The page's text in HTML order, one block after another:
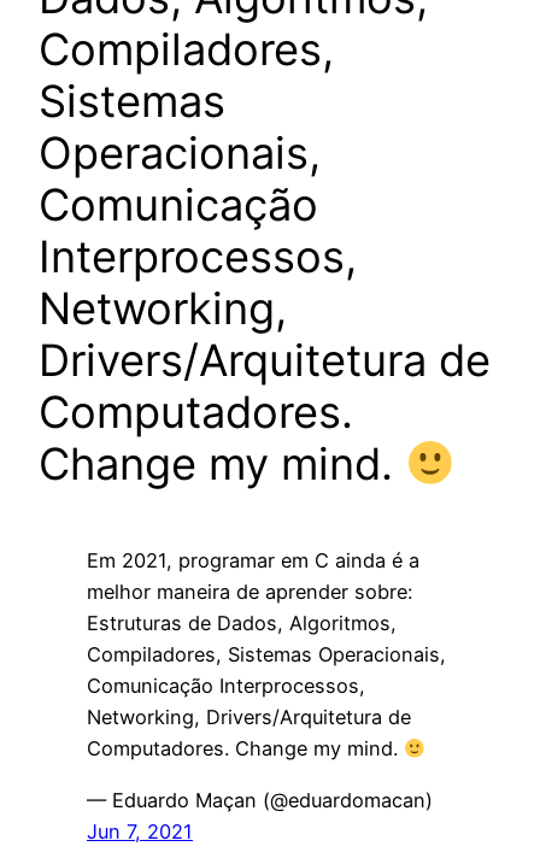
Compiladores,
Sistemas
Operacionais,
Comunicação
Interprocessos,
Networking,
Drivers/Arquitetura de
Computadores.
Change my mind.
Em 2021, programar em C ainda é a
melhor maneira de aprender sobre:
Estruturas de Dados, Algoritmos,
Compiladores, Sistemas Operacionais,
Comunicação Interprocessos,
Networking, Drivers/Arquitetura de
Computadores. Change my mind.
— Eduardo Maçan (@eduardomacan)
Jun 7, 2021